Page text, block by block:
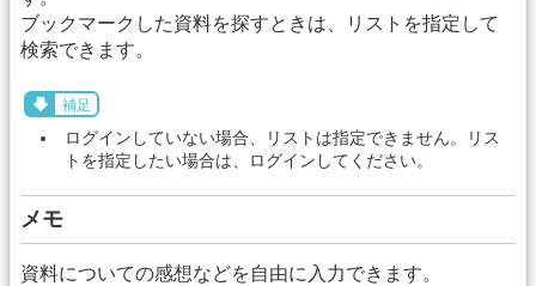
ブックマークした資料を探すときは、リストを指定して
検索できます。
補足
ログインしていない場合、リストは指定できません。リス
トを指定したい場合は、ログインしてください。
メモ
資料についての感想などを自由に入力できます。